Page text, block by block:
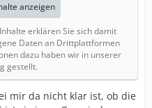
anzeigen
erklären Sie sich damit
Daten an Drittplattformen
dazu haben wir in unserer
gestellt.
mir da nicht klar ist, ob die